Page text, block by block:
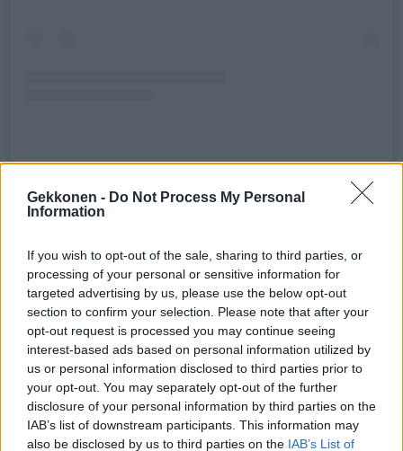
Gekkonen - Do Not Process My Personal
Information
If you wish to opt-out of the sale, sharing to third parties, or
processing of your personal or sensitive information for
targeted advertising by us, please use the below opt-out
section to confirm your selection. Please note that after your
opt-out request is processed you may continue seeing
interest-based ads based on personal information utilized by
us or personal information disclosed to third parties prior to
your opt-out. You may separately opt-out of the further
disclosure of your personal information by third parties on the
IAB’s list of downstream participants. This information may
also be disclosed by us to third parties on the IAB’s List of
HENKILÖN MATTU (@MATHILDACHARLOTTAAURORA) JAKAMA JULKAISU
Seuraa Gekkosta Instagramissa
Teksti:
Tagit Pettäminen Suhteet
Temptation Island Suomi